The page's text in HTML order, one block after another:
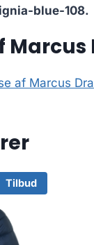
blue-108.
af Marcus
Tilbud